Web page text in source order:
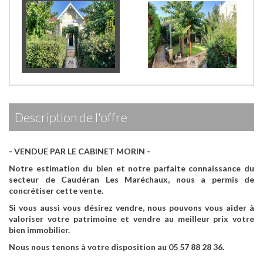
description de l'offre
- VENDUE PAR LE CABINET MORIN -
Notre estimation du bien et notre parfaite connaissance du
secteur de Caudéran Les Maréchaux, nous a permis de
concrétiser cette vente.
Si vous aussi vous désirez vendre, nous pouvons vous aider à
valoriser votre patrimoine et vendre au meilleur prix votre
bien immobilier.
Nous nous tenons à votre disposition au 05 57 88 28 36.